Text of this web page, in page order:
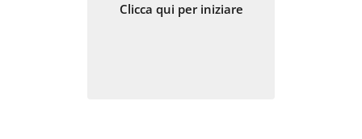
Clicca qui per iniziare